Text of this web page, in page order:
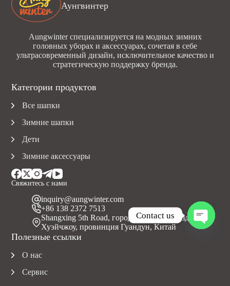
Аунгвинтер
Aungwinter специализируется на модных зимних
головных уборах и аксессуарах, сочетая в себе
ультрасовременный дизайн, исключительное качество и
стратегическую поддержку бренда.
Свяжитесь с нами
inquiry@aungwinter.com
+86 138 2372 7513
Shangxing 5th Road, город Юаньчжоу, уезд Болуо,
Хуэйчжоу, провинция Гуандун, Китай
Полезные ссылки
О нас
Сервис
Категории продуктов
Все шапки
Зимние шапки
Дети
Зимние аксессуары
Contact us